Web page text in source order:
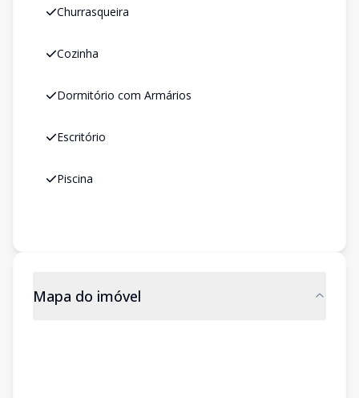
Churrasqueira
Cozinha
Dormitório com Armários
Escritório
Piscina
Mapa do imóvel